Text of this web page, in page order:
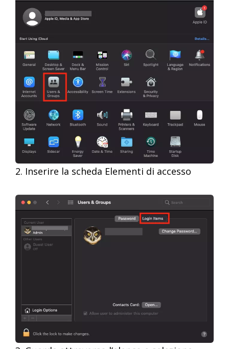
2. Inserire la scheda Elementi di accesso